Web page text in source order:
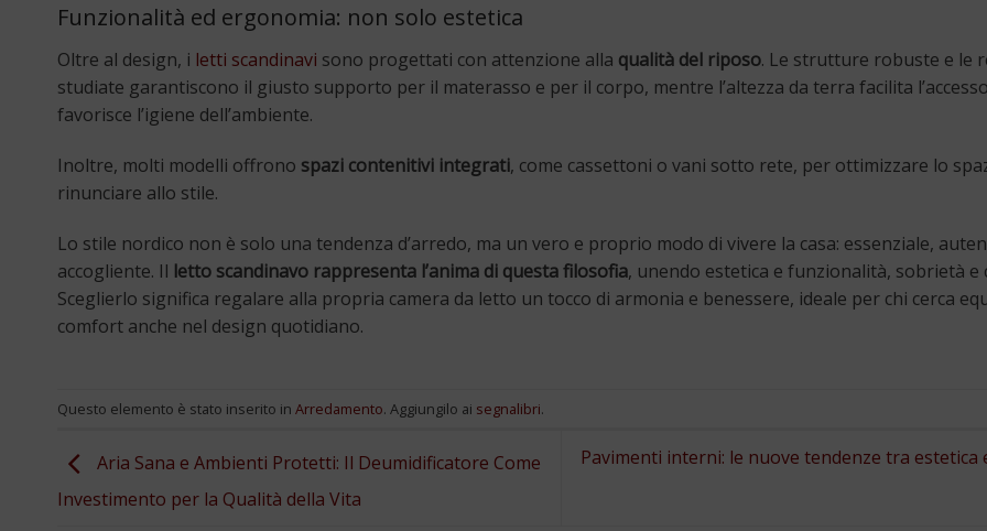
Funzionalità ed ergonomia: non solo estetica
Oltre al design, i letti scandinavi sono progettati con attenzione alla qualità del riposo. Le strutture robuste e le
studiate garantiscono il giusto supporto per il materasso e per il corpo, mentre l’altezza da terra facilita
favorisce l’igiene dell’ambiente.
Inoltre, molti modelli offrono spazi contenitivi integrati, come cassettoni o vani sotto rete, per ottimizzare lo
rinunciare allo stile.
Lo stile nordico non è solo una tendenza d’arredo, ma un vero e proprio modo di vivere la casa: essenziale,
accogliente. Il letto scandinavo rappresenta l’anima di questa filosofia, unendo estetica e funzionalità, sobrietà e
Sceglierlo significa regalare alla propria camera da letto un tocco di armonia e benessere, ideale per chi cerca
comfort anche nel design quotidiano.
Questo elemento è stato inserito in Arredamento. Aggiungilo ai segnalibri.
Aria Sana e Ambienti Protetti: Il Deumidificatore Come
Investimento per la Qualità della Vita
Pavimenti interni: le nuove tendenze tra estetica